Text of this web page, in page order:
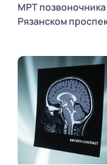
МРТ
Рязанском